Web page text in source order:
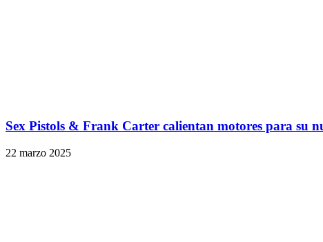
Sex Pistols & Frank Carter calientan motores para su
22 marzo 2025